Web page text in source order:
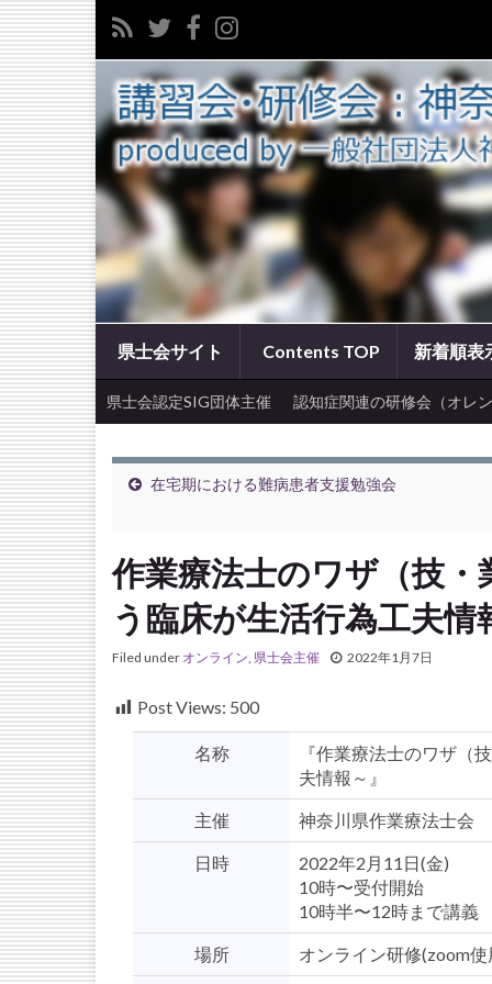
県士会サイト Contents TOP 新着順表
県士会認定SIG団体主催 認知症関連の研修会（オレ
在宅期における難病患者支援勉強会
作業療法士のワザ（技
う臨床が生活行為工夫情
Filed under オンライン, 県士会主催 2022年1月7日
Post Views: 500
名称
『作業療法士のワザ（
夫情報～』
主催 神奈川県作業療法士会
日時
2022年2月11日(金)
10時〜受付開始
10時半〜12時まで講義
場所 オンライン研修(zoom使